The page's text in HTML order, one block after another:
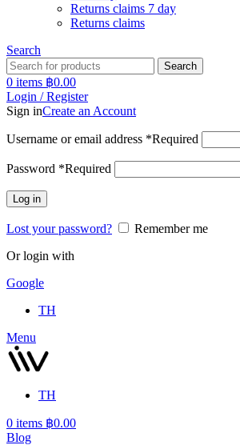
Returns claims 7 day
Returns claims
Search
Search
0 items ฿0.00
Login / Register
Sign inCreate an Account
Username or email address *Required
Password *Required
Log in
Lost your password?
Remember me
Or login with
Google
TH
Menu
TH
0 items ฿0.00
Blog